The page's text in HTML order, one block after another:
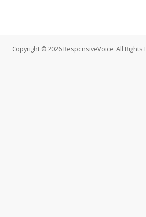
Copyright © 2026 ResponsiveVoice. All Rights